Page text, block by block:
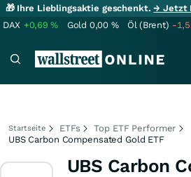
🎁 Ihre Lieblingsaktie geschenkt.→ Jetzt
DAX +0,69% Gold 0,00 % Öl (Brent) -
Startseite ETFs
Top ETF Performer
UBS Carbon Compensated Gold ETF
UBS Carbon